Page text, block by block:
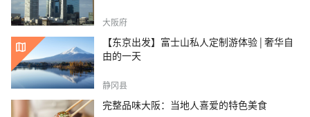
大阪府
【东京出发】富士山私人定制游体验 | 奢华自
由的一天
静冈县
完整品味大阪：当地人喜爱的特色美食